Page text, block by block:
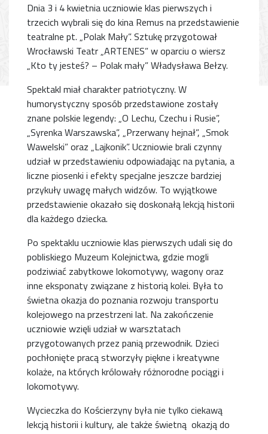
Dnia 3 i 4 kwietnia uczniowie klas pierwszych i
trzecich wybrali się do kina Remus na przedstawienie
teatralne pt. „Polak Mały”. Sztukę przygotował
Wrocławski Teatr „ARTENES” w oparciu o wiersz
„Kto ty jesteś? – Polak mały” Władysława Bełzy.
Spektakl miał charakter patriotyczny. W
humorystyczny sposób przedstawione zostały
znane polskie legendy: „O Lechu, Czechu i Rusie”,
„Syrenka Warszawska”, „Przerwany hejnał”, „Smok
Wawelski” oraz „Lajkonik”. Uczniowie brali czynny
udział w przedstawieniu odpowiadając na pytania, a
liczne piosenki i efekty specjalne jeszcze bardziej
przykuły uwagę małych widzów. To wyjątkowe
przedstawienie okazało się doskonałą lekcją historii
dla każdego dziecka.
Po spektaklu uczniowie klas pierwszych udali się do
pobliskiego Muzeum Kolejnictwa, gdzie mogli
podziwiać zabytkowe lokomotywy, wagony oraz
inne eksponaty związane z historią kolei. Była to
świetna okazja do poznania rozwoju transportu
kolejowego na przestrzeni lat. Na zakończenie
uczniowie wzięli udział w warsztatach
przygotowanych przez panią przewodnik. Dzieci
pochłonięte pracą stworzyły piękne i kreatywne
kolaże, na których królowały różnorodne pociągi i
lokomotywy.
Wycieczka do Kościerzyny była nie tylko ciekawą
lekcją historii i kultury, ale także świetną okazją do